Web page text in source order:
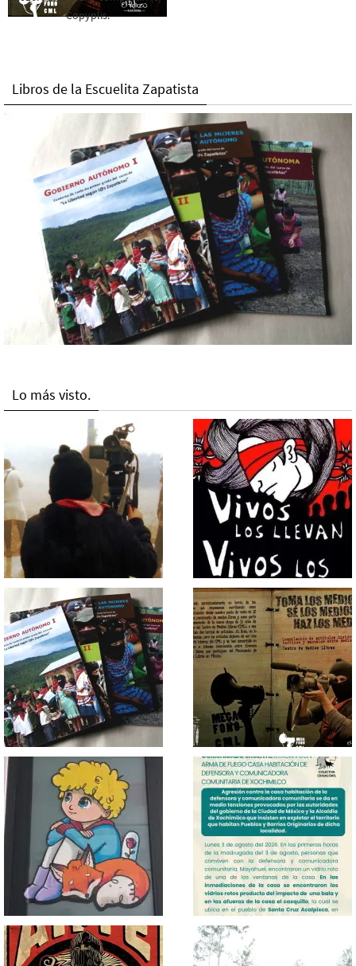
Copyplis.
Libros de la Escuelita Zapatista
Lo más visto.